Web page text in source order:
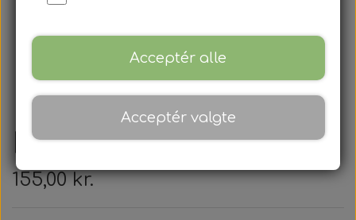
Peugeot - Nøglehus
155,00 kr.
Acceptér alle
Acceptér valgte